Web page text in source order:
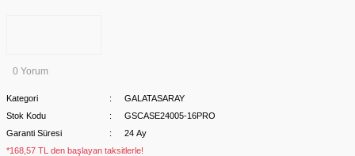
0 Yorum
Kategori
GALATASARAY
Stok Kodu
GSCASE24005-16PRO
Garanti Süresi
24 Ay
*168,57 TL den başlayan taksitlerle!